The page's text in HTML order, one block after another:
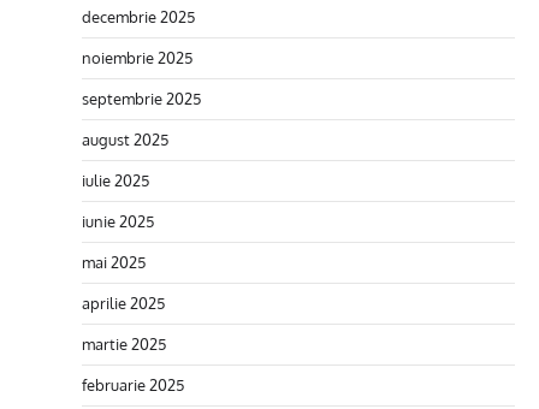
decembrie 2025
noiembrie 2025
septembrie 2025
august 2025
iulie 2025
iunie 2025
mai 2025
aprilie 2025
martie 2025
februarie 2025